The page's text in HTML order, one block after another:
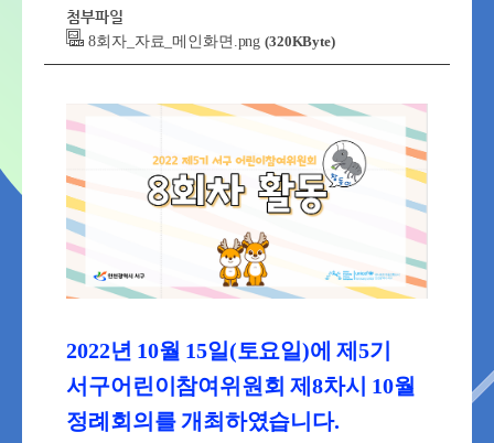
첨부파일
8회자_자료_메인화면.png (320KByte)
2022년 10월 15일(토요일)에 제5기
서구어린이참여위원회 제8차시 10월
정례회의를 개최하였습니다.